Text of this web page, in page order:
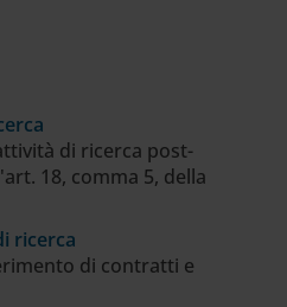
di ricerca post-
18, comma 5, della
ricerca
di contratti e